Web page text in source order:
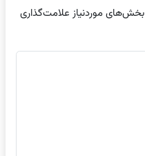
بخش‌های موردنیاز علامت‌گذاری